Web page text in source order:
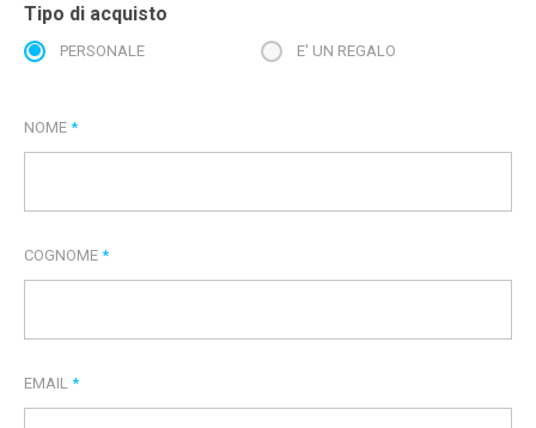
Tipo di acquisto
PERSONALE E' UN REGALO
NOME *
COGNOME *
EMAIL *